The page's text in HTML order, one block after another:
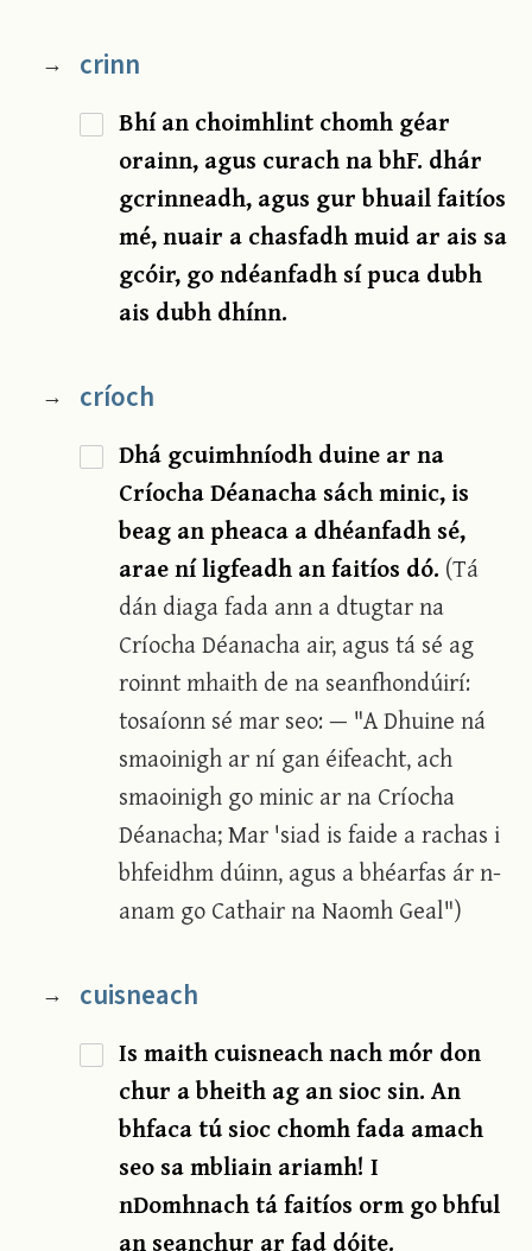
→ crinn
Bhí an choimhlint chomh géar
orainn, agus curach na bhF. dhár
gcrinneadh, agus gur bhuail faitíos
mé, nuair a chasfadh muid ar ais sa
gcóir, go ndéanfadh sí puca dubh
ais dubh dhínn.
→ críoch
Dhá gcuimhníodh duine ar na
Críocha Déanacha sách minic, is
beag an pheaca a dhéanfadh sé,
arae ní ligfeadh an faitíos dó. (Tá
dán diaga fada ann a dtugtar na
Críocha Déanacha air, agus tá sé ag
roinnt mhaith de na seanfhondúirí:
tosaíonn sé mar seo: — "A Dhuine ná
smaoinigh ar ní gan éifeacht, ach
smaoinigh go minic ar na Críocha
Déanacha; Mar 'siad is faide a rachas i
bhfeidhm dúinn, agus a bhéarfas ár n-
anam go Cathair na Naomh Geal")
→ cuisneach
Is maith cuisneach nach mór don
chur a bheith ag an sioc sin. An
bhfaca tú sioc chomh fada amach
seo sa mbliain ariamh! I
nDomhnach tá faitíos orm go bhful
an seanchur ar fad dóite.